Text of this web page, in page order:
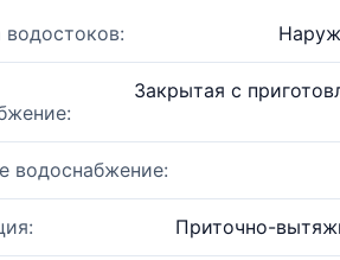
Закрытая с
водоснабжение:
Приточно-